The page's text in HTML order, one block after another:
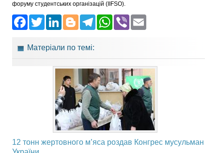
форуму студентських організацій (IIFSO).
Facebook
Twitter
LinkedIn
Blogger
Telegram
WhatsApp
Viber
Матеріали по темі:
12 тонн жертовного м’яса роздав Конгрес мусульман